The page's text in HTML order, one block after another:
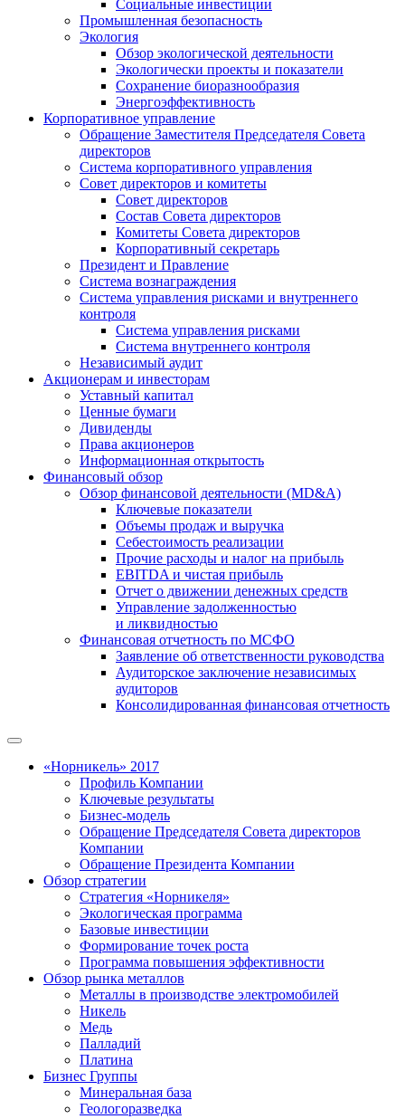
Социальные инвестиции
Промышленная безопасность
Экология
Обзор экологической деятельности
Экологически проекты и показатели
Сохранение биоразнообразия
Энергоэффективность
Корпоративное управление
Обращение Заместителя Председателя Совета
директоров
Система корпоративного управления
Совет директоров и комитеты
Совет директоров
Состав Совета директоров
Комитеты Совета директоров
Корпоративный секретарь
Президент и Правление
Система вознаграждения
Система управления рисками и внутреннего
контроля
Система управления рисками
Система внутреннего контроля
Независимый аудит
Акционерам и инвесторам
Уставный капитал
Ценные бумаги
Дивиденды
Права акционеров
Информационная открытость
Финансовый обзор
Обзор финансовой деятельности (MD&A)
Ключевые показатели
Объемы продаж и выручка
Себестоимость реализации
Прочие расходы и налог на прибыль
EBITDA и чистая прибыль
Отчет о движении денежных средств
Управление задолженностью
и ликвидностью
Финансовая отчетность по МСФО
Заявление об ответственности руководства
Аудиторское заключение независимых
аудиторов
Консолидированная финансовая отчетность
«Норникель» 2017
Профиль Компании
Ключевые результаты
Бизнес-модель
Обращение Председателя Совета директоров
Компании
Обращение Президента Компании
Обзор стратегии
Стратегия «Норникеля»
Экологическая программа
Базовые инвестиции
Формирование точек роста
Программа повышения эффективности
Обзор рынка металлов
Металлы в производстве электромобилей
Никель
Медь
Палладий
Платина
Бизнес Группы
Минеральная база
Геологоразведка